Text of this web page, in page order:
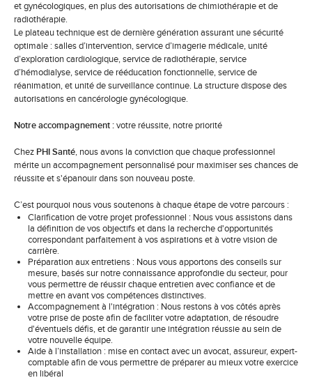
et gynécologiques, en plus des autorisations de chimiothérapie et de
radiothérapie.
Le plateau technique est de dernière génération assurant une sécurité
optimale : salles d’intervention, service d’imagerie médicale, unité
d’exploration cardiologique, service de radiothérapie, service
d’hémodialyse, service de rééducation fonctionnelle, service de
réanimation, et unité de surveillance continue. La structure dispose des
autorisations en cancérologie gynécologique.
Notre accompagnement :votre réussite, notre priorité
Chez PHI Santé, nous avons la conviction que chaque professionnel
mérite un accompagnement personnalisé pour maximiser ses chances de
réussite et s'épanouir dans son nouveau poste.
C’est pourquoi nous vous soutenons à chaque étape de votre parcours :
Clarification de votre projet professionnel : Nous vous assistons dans
la définition de vos objectifs et dans la recherche d'opportunités
correspondant parfaitement à vos aspirations et à votre vision de
carrière.
Préparation aux entretiens : Nous vous apportons des conseils sur
mesure, basés sur notre connaissance approfondie du secteur, pour
vous permettre de réussir chaque entretien avec confiance et de
mettre en avant vos compétences distinctives.
Accompagnement à l'intégration : Nous restons à vos côtés après
votre prise de poste afin de faciliter votre adaptation, de résoudre
d'éventuels défis, et de garantir une intégration réussie au sein de
votre nouvelle équipe.
Aide à l’installation : mise en contact avec un avocat, assureur, expert-
comptable afin de vous permettre de préparer au mieux votre exercice
en libéral